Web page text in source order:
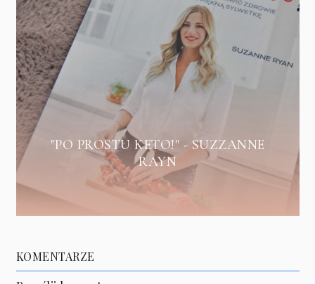
"PO PROSTU KETO!" - SUZZANNE
RAYN
KOMENTARZE